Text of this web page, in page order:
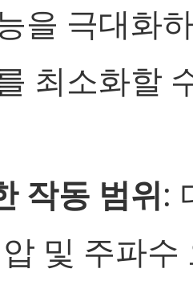
을 극대화
최소화할
작동 범위:
및 주파수